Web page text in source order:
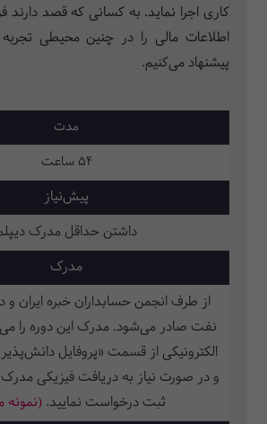
کاری اجرا نماید. به کسانی که قصد دارند
اطلاعات مالی را در چنین محیطی تجربه
پیشنهاد می‌کنیم.
مدت
54 ساعت
پیش‌نیاز
داشتن حداقل مدرک
مدرک
از طرف انجمن حسابداران خبره ایران
نفت صادر می‌شود. مدرک این دوره را
الکترونیکی از قسمت «پروفایل
و در صورت نیاز به دریافت فیزیکی
ثبت‌ درخواست نمایید.